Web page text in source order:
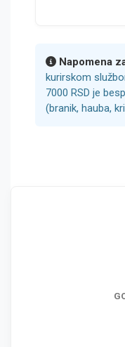
Napomena
kurirskom
7000 RSD je
(branik, hauba,